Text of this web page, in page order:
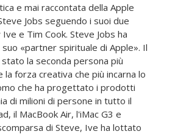
e mai raccontata della Apple
Jobs seguendo i suoi due
e Tim Cook. Steve Jobs ha
«partner spirituale di Apple». Il
la seconda persona più
forza creativa che più incarna lo
che ha progettato i prodotti
di milioni di persone in tutto il
il MacBook Air, l'iMac G3 e
di Steve, Ive ha lottato